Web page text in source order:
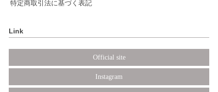
特定商取引法に基づく表記
Link
Official site
Instagram